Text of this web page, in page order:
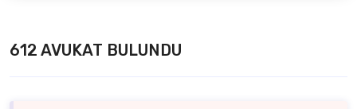
612 AVUKAT BULUNDU